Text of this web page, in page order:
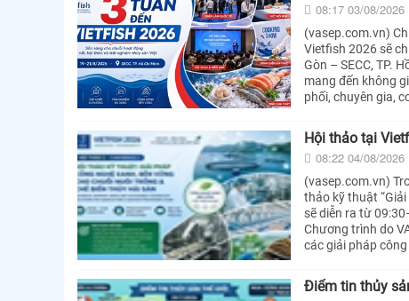
08:17 03/08/2026
(vasep.com.vn)
Vietfish 2026 sẽ
Gòn – SECC, TP.
mang đến không
phối, chuyên gia,
Hội thảo tại
08:22 04/08/2026
(vasep.com.vn)
thảo kỹ thuật
sẽ diễn ra từ
Chương trình do
các giải pháp
Điểm tin thủy